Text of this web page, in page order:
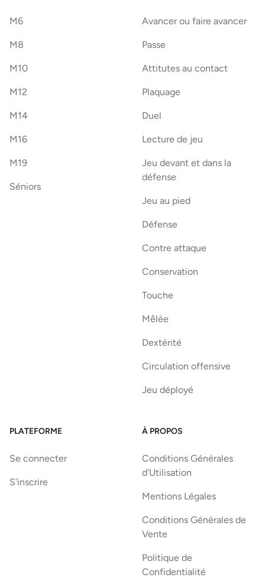
M6
M8
M10
M12
M14
M16
M19
Séniors
Avancer ou faire avancer
Passe
Attitutes au contact
Plaquage
Duel
Lecture de jeu
Jeu devant et dans la
défense
Jeu au pied
Défense
Contre attaque
Conservation
Touche
Mêlée
Dextérité
Circulation offensive
Jeu déployé
PLATEFORME
Se connecter
S'inscrire
À PROPOS
Conditions Générales
d'Utilisation
Mentions Légales
Conditions Générales de
Vente
Politique de
Confidentialité